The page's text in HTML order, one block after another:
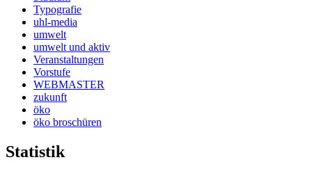
Typografie
uhl-media
umwelt
umwelt und aktiv
Veranstaltungen
Vorstufe
WEBMASTER
zukunft
öko
öko broschüren
Statistik